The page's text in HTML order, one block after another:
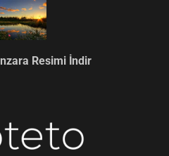
Resimi İndir